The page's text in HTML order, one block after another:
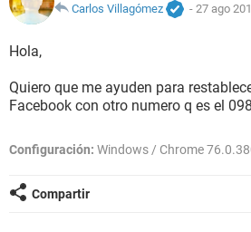
Carlos Villagómez
- 27 ago
Hola,
Quiero que me ayuden para
Facebook con otro numero q es el
Configuración: Windows / Chrome
Compartir